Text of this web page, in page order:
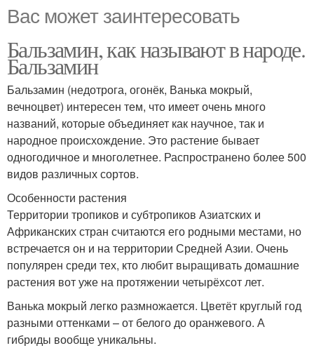
Вас может заинтересовать
Бальзамин, как называют в народе.
Бальзамин
Бальзамин (недотрога, огонёк, Ванька мокрый,
вечноцвет) интересен тем, что имеет очень много
названий, которые объединяет как научное, так и
народное происхождение. Это растение бывает
одногодичное и многолетнее. Распространено более 500
видов различных сортов.
Особенности растения
Территории тропиков и субтропиков Азиатских и
Африканских стран считаются его родными местами, но
встречается он и на территории Средней Азии. Очень
популярен среди тех, кто любит выращивать домашние
растения вот уже на протяжении четырёхсот лет.
Ванька мокрый легко размножается. Цветёт круглый год
разными оттенками – от белого до оранжевого. А
гибриды вообще уникальны.